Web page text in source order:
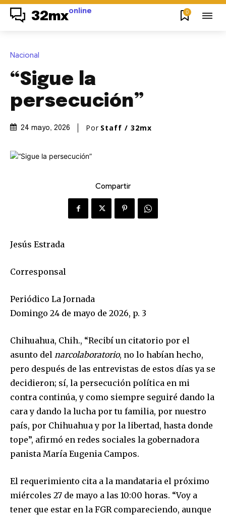
32mxonline 0
Nacional
“Sigue la
persecución”
24 mayo, 2026 Por Staff / 32mx
Compartir
Jesús Estrada
Corresponsal
Periódico La Jornada
Domingo 24 de mayo de 2026, p. 3
Chihuahua, Chih., “Recibí un citatorio por el
asunto del narcolaboratorio, no lo habían hecho,
pero después de las entrevistas de estos días ya se
decidieron; sí, la persecución política en mi
contra continúa, y como siempre seguiré dando la
cara y dando la lucha por tu familia, por nuestro
país, por Chihuahua y por la libertad, hasta donde
tope”, afirmó en redes sociales la gobernadora
panista María Eugenia Campos.
El requerimiento cita a la mandataria el próximo
miércoles 27 de mayo a las 10:00 horas. “Voy a
tener que estar en la FGR compareciendo, aunque